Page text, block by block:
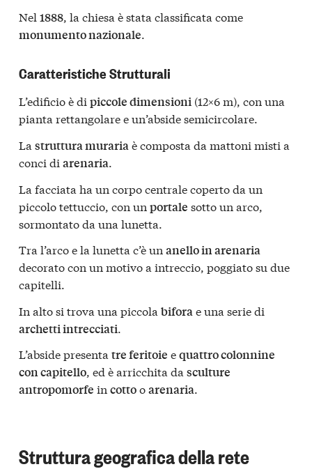
Nel 1888, la chiesa è stata classificata come
monumento nazionale.
Caratteristiche Strutturali
L’edificio è di piccole dimensioni (12×6 m), con una
pianta rettangolare e un’abside semicircolare.
La struttura murariaè composta da mattoni misti a
conci di arenaria.
La facciata ha un corpo centrale coperto da un
piccolo tettuccio, con un portale sotto un arco,
sormontato da una lunetta.
Tra l’arco e la lunetta c’è un anello in arenaria
decorato con un motivo a intreccio, poggiato su due
capitelli.
In alto si trova una piccola biforae una serie di
archetti intrecciati.
L’abside presenta tre feritoie equattro colonnine
con capitello, ed è arricchita da sculture
antropomorfe in cottooarenaria.
Struttura geografica della rete